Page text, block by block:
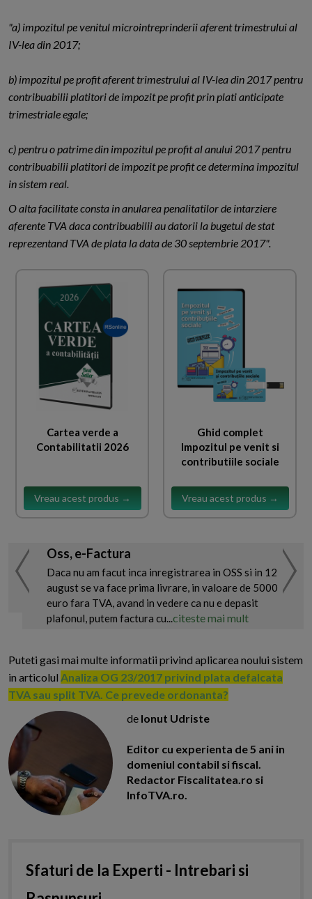
"a) impozitul pe venitul microintreprinderii aferent trimestrului al
IV-lea din 2017;
b) impozitul pe profit aferent trimestrului al IV-lea din 2017 pentru
contribuabilii platitori de impozit pe profit prin plati anticipate
trimestriale egale;
c) pentru o patrime din impozitul pe profit al anului 2017 pentru
contribuabilii platitori de impozit pe profit ce determina impozitul
in sistem real.
O alta facilitate consta in anularea penalitatilor de intarziere
aferente TVA daca contribuabilii au datorii la bugetul de stat
reprezentand TVA de plata la data de 30 septembrie 2017".
Cartea verde a
Contabilitatii 2026
Vreau acest produs →
Ghid complet
Impozitul pe venit si
contributiile sociale
Vreau acest produs →
Oss, e-Factura
Daca nu am facut inca inregistrarea in OSS si in 12
august se va face prima livrare, in valoare de 5000
euro fara TVA, avand in vedere ca nu e depasit
plafonul, putem factura cu...citeste mai mult
Puteti gasi mai multe informatii privind aplicarea noului sistem
in articolul Analiza OG 23/2017 privind plata defalcata
TVA sau split TVA. Ce prevede ordonanta?
de Ionut Udriste
Editor cu experienta de 5 ani in
domeniul contabil si fiscal.
Redactor Fiscalitatea.ro si
InfoTVA.ro.
Sfaturi de la Experti - Intrebari si